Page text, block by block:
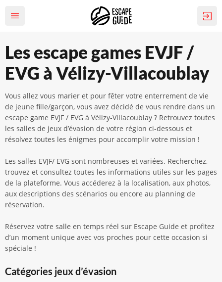
Les escape games EVJF /
EVG à Vélizy-Villacoublay
Vous allez vous marier et pour fêter votre enterrement de vie
de jeune fille/garçon, vous avez décidé de vous rendre dans un
escape game EVJF / EVG à Vélizy-Villacoublay ? Retrouvez toutes
les salles de jeux d’évasion de votre région ci-dessous et
résolvez toutes les énigmes pour accomplir votre mission !
Les salles EVJF/ EVG sont nombreuses et variées. Recherchez,
trouvez et consultez toutes les informations utiles sur les pages
de la plateforme. Vous accéderez à la localisation, aux photos,
aux descriptions des scénarios ou encore au planning de
réservation.
Réservez votre salle en temps réel sur Escape Guide et profitez
d’un moment unique avec vos proches pour cette occasion si
spéciale !
Catégories jeux d’évasion